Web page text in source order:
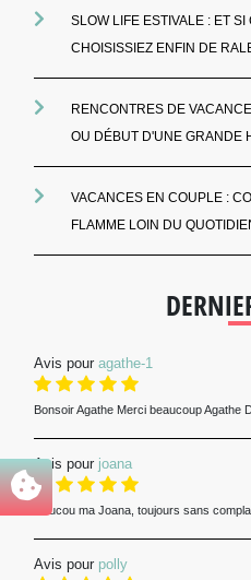
SLOW LIFE ESTIVALE : ET SI
CHOISISSIEZ ENFIN DE
RENCONTRES DE
OU DÉBUT D'UNE GRANDE
VACANCES EN COUPLE :
FLAMME LOIN DU
Avis pour agathe-1
Bonsoir Agathe Merci beaucoup Agathe
Avis pour joana
Coucou ma Joana, toujours sans
Avis pour polly